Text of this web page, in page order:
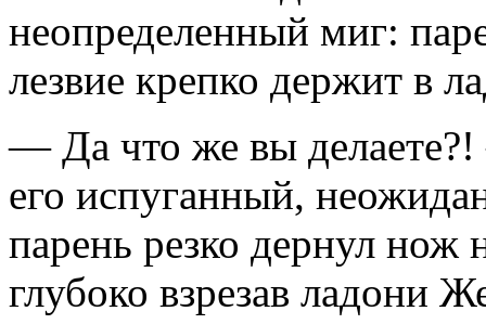
неопределенный миг:
лезвие крепко держит в
— Да что же вы
его испуганный,
парень резко дернул нож
глубоко взрезав ладони